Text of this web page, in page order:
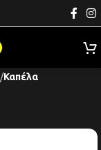
Καπέλα